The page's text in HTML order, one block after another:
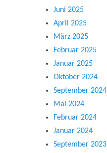
Juni 2025
April 2025
März 2025
Februar 2025
Januar 2025
Oktober 2024
September 2024
Mai 2024
Februar 2024
Januar 2024
September 2023